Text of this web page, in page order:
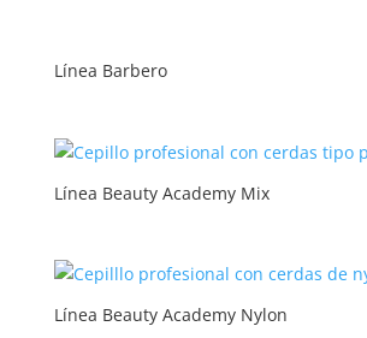
Línea Barbero
Línea Beauty Academy Mix
Línea Beauty Academy Nylon